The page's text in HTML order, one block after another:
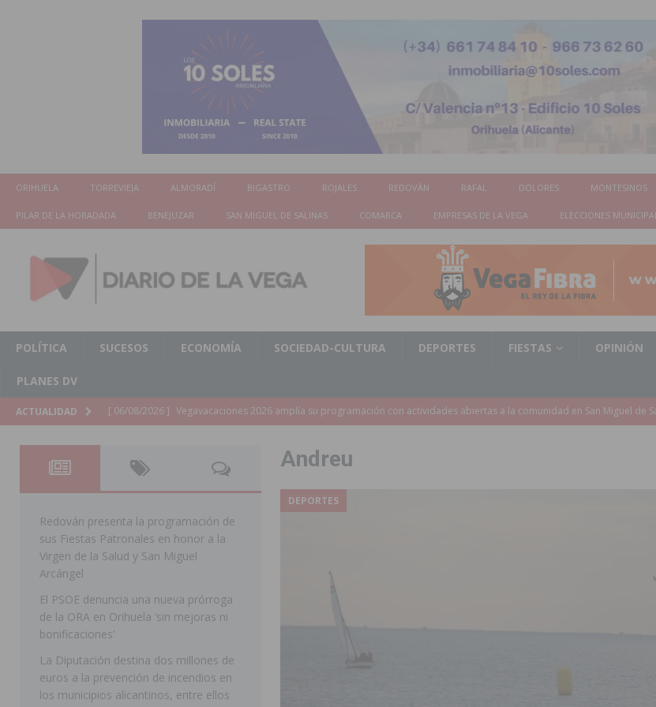
ORIHUELA TORREVIEJA ALMORADÍ BIGASTRO ROJALES REDOVÁN RAFAL DOLORES MONTESINOS
PILAR DE LA HORADADA BENEJUZAR SAN MIGUEL DE SALINAS COMARCA EMPRESAS DE LA VEGA ELECCIONES
POLÍTICA SUCESOS ECONOMÍA SOCIEDAD-CULTURA DEPORTES FIESTAS OPINIÓN
PLANES DV
ACTUALIDAD [ 06/08/2026 ] La Diputación de Alicante inyectará más de 737.000 euros en Pilar de la Horadada
PILAR DE LA
Patronales 2026
SAN MIGUEL DE SALINAS
[ 06/08/2026 ] La Escuela Municipal de Música de Los Montesinos abrirá en septiembre el último plazo de matriculación
curso 2026-2027
MONTESINOS
[ 06/08/2026 ]
Convocado el XXVII Concurso de Carteles de las Fiestas Patronales de Pilar de la Horadada 2026
[ 06/08/2026 ] Benejúzar vive el verano con una programación de actividades deportivas, culturales y de aventura
BENEJUZAR
Orihuela continúa mejorando los parques infantiles del municipio con nuevas actuaciones en la costa y las
pedanías
ORIHUELA
Andreu
DEPORTES
Redován presenta la programación de
sus Fiestas Patronales en honor a la
Virgen de la Salud y San Miguel
Arcángel
El PSOE denuncia una nueva prórroga
de la ORA en Orihuela ‘sin mejoras ni
bonificaciones’
La Diputación destina dos millones de
euros a la prevención de incendios en
los municipios alicantinos, entre ellos